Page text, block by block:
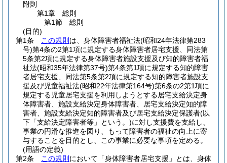
附則
第1章
総則
第1節
総則
(目的)
第1条
この規則 は、身体障害者福祉法(昭和24年法律第283
号)第4条の2第1項に規定する身体障害者居宅支援、同法第
5条第2項に規定する身体障害者施設支援及び知的障害者福
祉法(昭和35年法律第37号)第4条第1項に規定する知的障害
者居宅支援、同法第5条第2項に規定する知的障害者施設支
援及び児童福祉法(昭和22年法律第164号)第6条の2第1項に
規定する児童居宅支援を利用しようとする居宅支給決定身
体障害者、施設支給決定身体障害者、居宅支給決定知的障
害者、施設支給決定知的障害者及び居宅支給決定保護者(以
下「支給決定障害者等」という。)に対し支援費を支給し、
事業の円滑な推進を図り、もって障害者の福祉の向上に寄
与することを目的とし、この事業に必要な事項を定める。
(用語の定義)
第2条
この規則 において「身体障害者居宅支援」とは、身体